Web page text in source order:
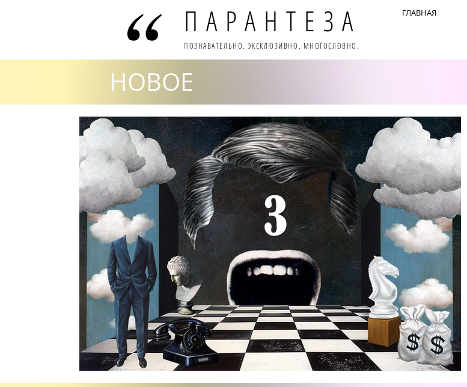
ПАРАНТЕЗА
ПОЗНАВАТЕЛЬНО. ЭКСКЛЮЗИВНО. МНОГОСЛОВНО.
ГЛАВНАЯ
НОВОЕ